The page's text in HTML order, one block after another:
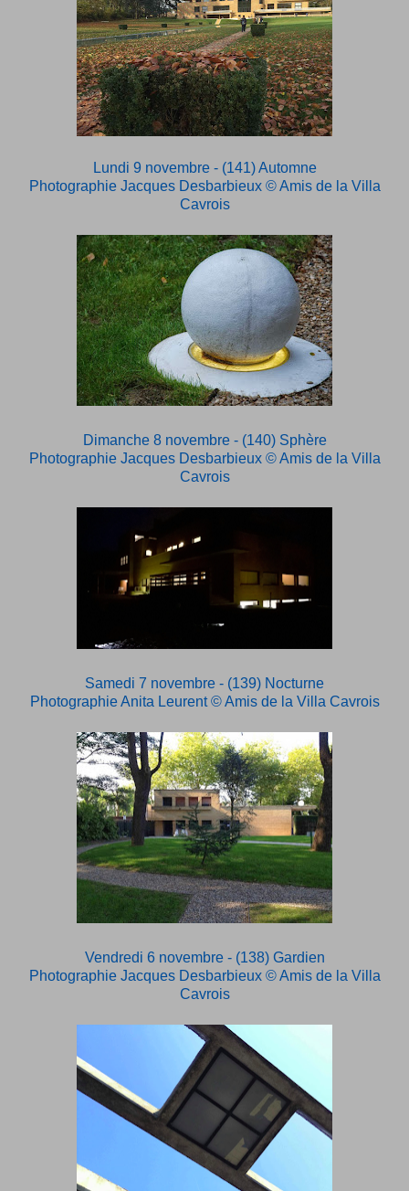
Lundi 9 novembre - (141) Automne
Photographie Jacques Desbarbieux© Amis de la Villa
Cavrois
Dimanche 8 novembre - (140) Sphère
Photographie Jacques Desbarbieux© Amis de la Villa
Cavrois
Samedi 7 novembre - (139) Nocturne
Photographie Anita Leurent© Amis de la Villa Cavrois
Vendredi 6 novembre - (138) Gardien
Photographie Jacques Desbarbieux© Amis de la Villa
Cavrois